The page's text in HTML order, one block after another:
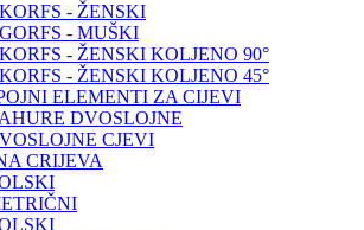
- ŽENSKI
- MUŠKI
- ŽENSKI KOLJENO 90°
- ŽENSKI KOLJENO 45°
ELEMENTI ZA CIJEVI
DVOSLOJNE
CJEVI
CRIJEVA